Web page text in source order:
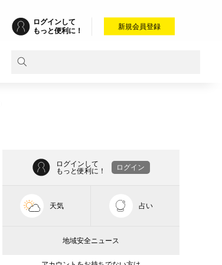
ログインして
もっと便利に！
新規会員登録
ログインして
もっと便利に！
ログイン
天気 占い
地域安全ニュース